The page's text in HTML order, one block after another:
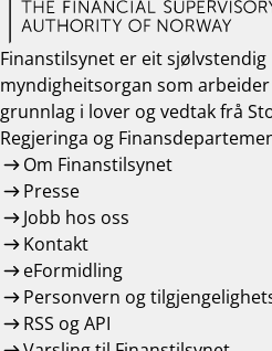
Finanstilsynet er eit sjølvstendig
myndigheitsorgan som
grunnlag i lover og vedtak frå
Regjeringa og
Om Finanstilsynet
Presse
Jobb hos oss
Kontakt
eFormidling
Personvern og
RSS og API